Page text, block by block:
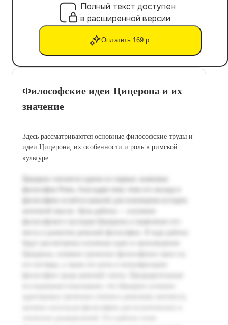
Полный текст доступен
в расширенной версии
Оплатить 169 р.
Философские идеи Цицерона и их
значение
Здесь рассматриваются основные философские труды и
идеи Цицерона, их особенности и роль в римской
культуре.